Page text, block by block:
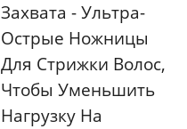
Захвата - Ультра-
Острые Ножницы
Для Стрижки Волос,
Чтобы Уменьшить
Нагрузку На